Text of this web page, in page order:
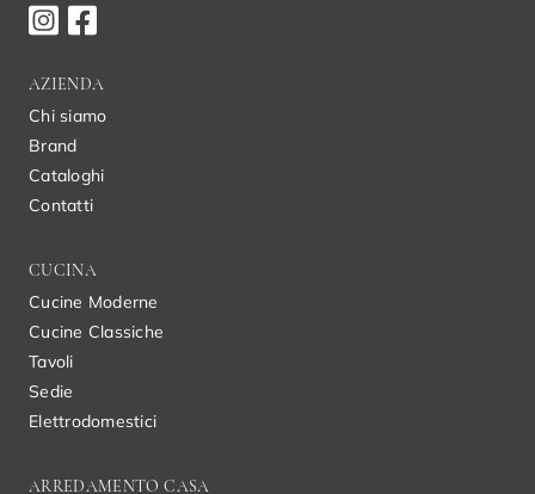
AZIENDA
Chi siamo
Brand
Cataloghi
Contatti
CUCINA
Cucine Moderne
Cucine Classiche
Tavoli
Sedie
Elettrodomestici
ARREDAMENTO CASA